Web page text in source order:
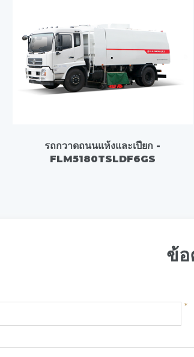
รถกวาดถนนแห้งและเปียก -
FLM5180TSLDF6GS
ข้อ
*